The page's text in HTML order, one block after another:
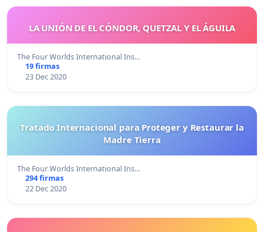
LA UNIÓN DE EL CÓNDOR, QUETZAL Y EL ÁGUILA
The Four Worlds International Ins…
19 firmas
23 Dec 2020
Tratado Internacional para Proteger y Restaurar la
Madre Tierra
The Four Worlds International Ins…
294 firmas
22 Dec 2020